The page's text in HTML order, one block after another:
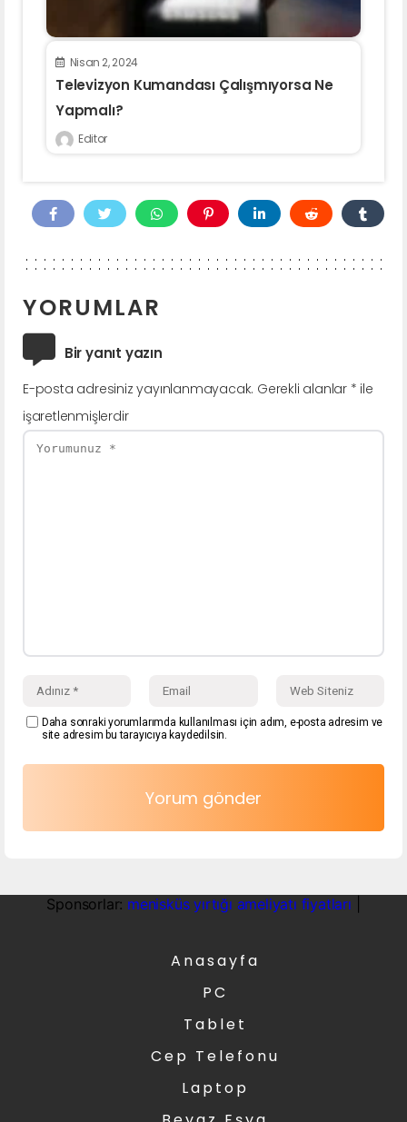
Nisan 2, 2024
Televizyon Kumandası Çalışmıyorsa Ne
Yapmalı?
Editor
YORUMLAR
Bir yanıt yazın
E-posta adresiniz yayınlanmayacak. Gerekli alanlar * ile
işaretlenmişlerdir
Daha sonraki yorumlarımda kullanılması için adım, e-posta adresim ve
site adresim bu tarayıcıya kaydedilsin.
Sponsorlar: menisküs yırtığı ameliyatı fiyatları
Anasayfa
PC
Tablet
Cep Telefonu
Laptop